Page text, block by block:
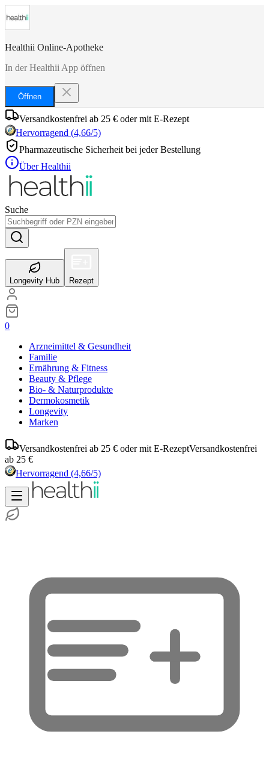
Healthii Online-Apotheke
In der Healthii App öffnen
Öffnen
Versandkostenfrei ab 25 € oder mit E-Rezept
Hervorragend (4,66/5)
Pharmazeutische Sicherheit bei jeder Bestellung
Über Healthii
Suche
Longevity Hub Rezept
0
Arzneimittel & Gesundheit
Familie
Ernährung & Fitness
Beauty & Pflege
Bio- & Naturprodukte
Dermokosmetik
Longevity
Marken
Versandkostenfrei ab 25 € oder mit E-RezeptVersandkostenfrei
ab 25 €
Hervorragend (4,66/5)